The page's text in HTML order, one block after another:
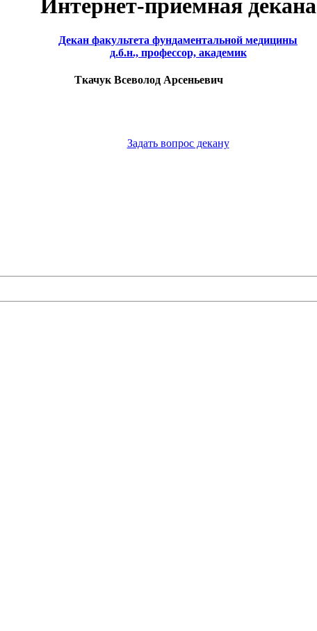
Интернет-приемная декана
Декан факультета фундаментальной медицины
д.б.н., профессор, академик
Ткачук Всеволод Арсеньевич
Задать вопрос декану